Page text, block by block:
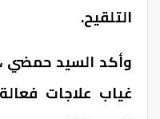
التلقيح.
وأكد السيد حمضي